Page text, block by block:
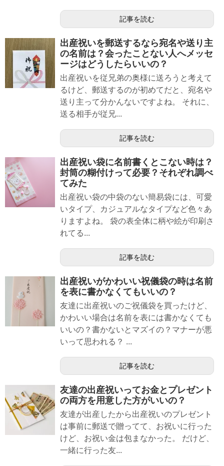
記事を読む
出産祝いを郵送するなら宛名や送り主
の名前は？会ったことない人へメッセ
ージはどうしたらいいの？
出産祝いを従兄弟の奥様に送ろうと考えて
るけど、郵送するのが初めてだと、宛名や
送り主って分かんないですよね。 それに、
送る相手が従兄...
記事を読む
出産祝い袋に名前書くとこない時は？
封筒の糊付けって必要？それぞれ調べ
てみた
出産祝い袋の中袋のない簡易袋には、可愛
いタイプ、カジュアルなタイプなど色々あ
りますよね。 袋の表全体に柄や絵が印刷さ
れてる...
記事を読む
出産祝いがかわいい祝儀袋の時は名前
を表に書かなくてもいいの？
友達に出産祝いのご祝儀袋を買ったけど、
かわいい場合は名前を表には書かなくても
いいの？書かないとマズイの？マナーが悪
いって思われる？ ...
記事を読む
友達の出産祝いってお金とプレゼント
の両方を用意した方がいいの？
友達が出産したから出産祝いのプレゼント
は事前に郵送で贈ってて、お祝いに行った
けど、お祝い金は包まなかった。 だけど、
一緒に行った友...